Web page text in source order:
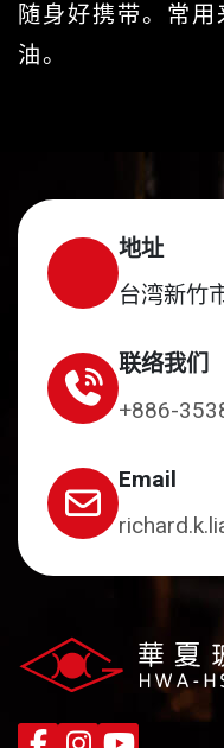
随身好携带。常
油。
地址
台湾新竹
联络我们
+886-
Email